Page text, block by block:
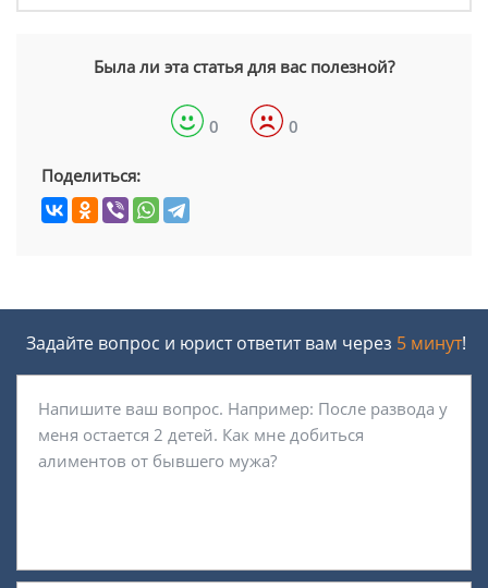
Была ли эта статья для вас полезной?
0 0
Поделиться:
Задайте вопрос и юрист ответит вам через 5 минут!